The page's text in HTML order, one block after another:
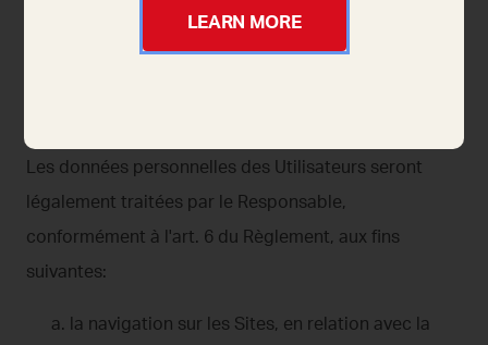
Les données personnelles des Utilisateurs seront
légalement traitées par le Responsable,
conformément à l'art. 6 du Règlement, aux fins
suivantes:
la navigation sur les Sites, en relation avec la
LEARN MORE